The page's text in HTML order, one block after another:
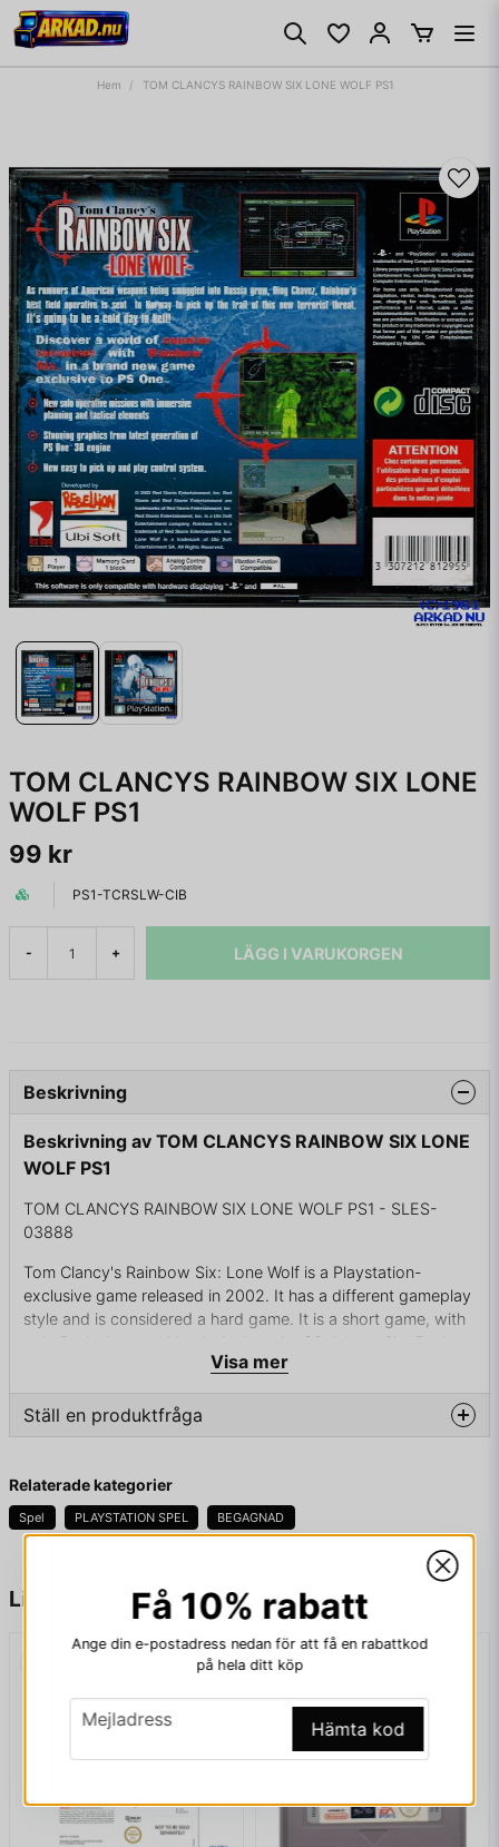
Hem TOM CLANCYS RAINBOW SIX LONE WOLF PS1
TOM CLANCYS RAINBOW SIX LONE
WOLF PS1
99 kr
PS1-TCRSLW-CIB
- + LÄGG I VARUKORGEN
Liknande produkter
Beskrivning
Beskrivning av TOM CLANCYS RAINBOW SIX LONE
WOLF PS1
TOM CLANCYS RAINBOW SIX LONE WOLF PS1 - SLES-
03888
Tom Clancy's Rainbow Six: Lone Wolf is a Playstation-
exclusive game released in 2002. It has a different gameplay
style and is considered a hard game. It is a short game, with
only 5 missions, making it the length of Rainbow Six: Eagle
Visa mer
Ställ en produktfråga
Fråga oss något om denna produkten...
Relaterade kategorier
Spel PLAYSTATION SPEL BEGAGNAD
Få 10% rabatt
Ange din e-postadress nedan för att få en rabattkod
på hela ditt köp
email
Mejladress Hämta kod